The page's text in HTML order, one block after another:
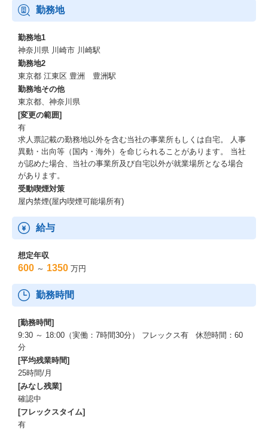
勤務地
勤務地1
神奈川県 川崎市 川崎駅
勤務地2
東京都 江東区 豊洲 豊洲駅
勤務地その他
東京都、神奈川県
[変更の範囲]
有
求人票記載の勤務地以外を含む当社の事業所もしくは自宅。 人事
異動・出向等（国内・海外）を命じられることがあります。 当社
が認めた場合、当社の事業所及び自宅以外が就業場所となる場合
があります。
受動喫煙対策
屋内禁煙(屋内喫煙可能場所有)
給与
想定年収
600 ～ 1350 万円
勤務時間
[勤務時間]
9:30 ～ 18:00（実働：7時間30分） フレックス有 休憩時間：60
分
[平均残業時間]
25時間/月
[みなし残業]
確認中
[フレックスタイム]
有